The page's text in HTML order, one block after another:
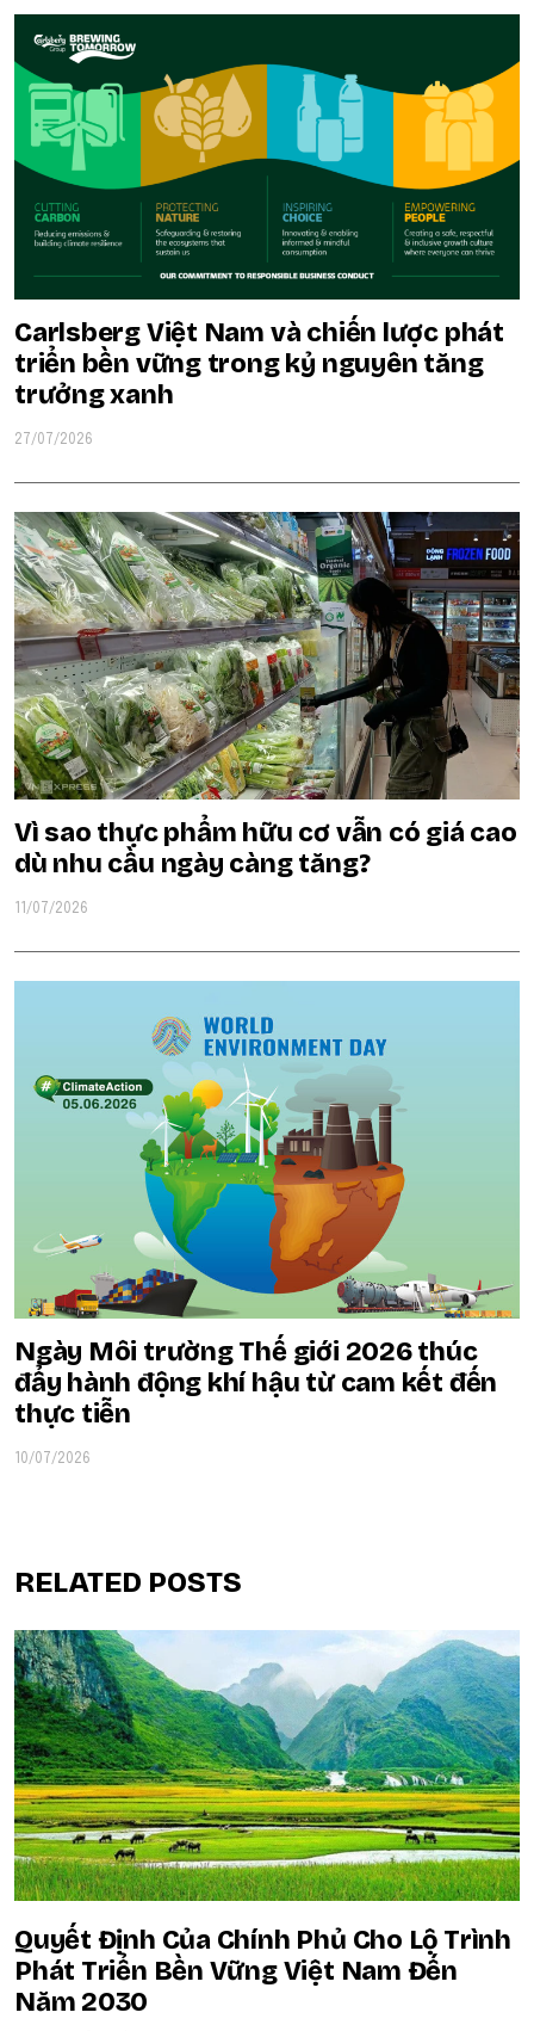
Carlsberg Việt Nam và chiến lược phát
triển bền vững trong kỷ nguyên tăng
trưởng xanh
27/07/2026
Vì sao thực phẩm hữu cơ vẫn có giá cao
dù nhu cầu ngày càng tăng?
11/07/2026
Ngày Môi trường Thế giới 2026 thúc
đẩy hành động khí hậu từ cam kết đến
thực tiễn
10/07/2026
RELATED POSTS
Quyết Định Của Chính Phủ Cho Lộ Trình
Phát Triển Bền Vững Việt Nam Đến
Năm 2030